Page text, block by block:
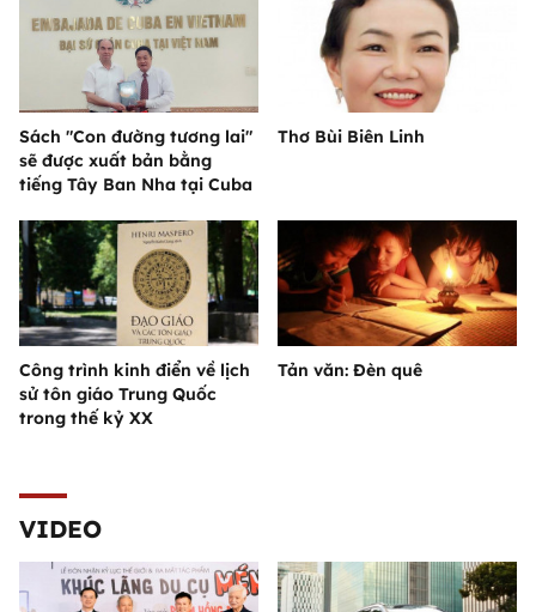
Sách "Con đường tương lai"
sẽ được xuất bản bằng
tiếng Tây Ban Nha tại Cuba
Thơ Bùi Biên Linh
Công trình kinh điển về lịch
sử tôn giáo Trung Quốc
trong thế kỷ XX
Tản văn: Đèn quê
VIDEO